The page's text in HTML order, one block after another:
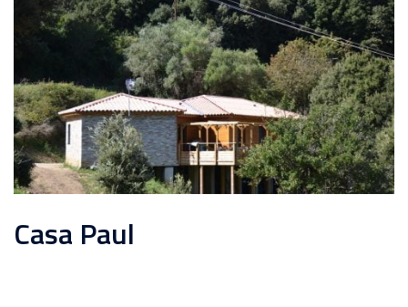
Casa Paul